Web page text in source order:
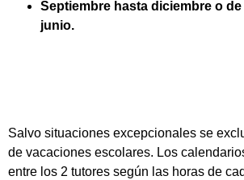
Septiembre hasta diciembre o
junio.
Salvo situaciones excepcionales se
de vacaciones escolares. Los
entre los 2 tutores según las horas de